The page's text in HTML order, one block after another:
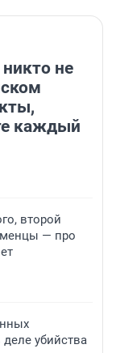
не
каждый
второй
— про
убийства